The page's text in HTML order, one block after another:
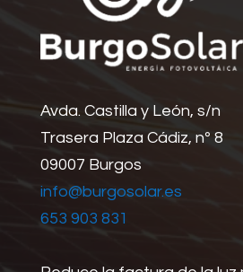
Avda. Castilla y León, s/n
Trasera Plaza Cádiz, nº 8
09007 Burgos
info@burgosolar.es
653 903 831